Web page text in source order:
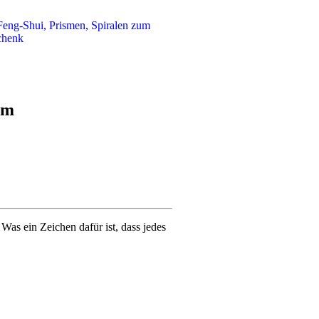
Shui, Prismen, Spiralen zum
ein Zeichen dafür ist, dass jedes